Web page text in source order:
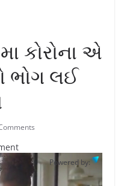
કોરોના એ
ભોગ લઈ
Powered by: